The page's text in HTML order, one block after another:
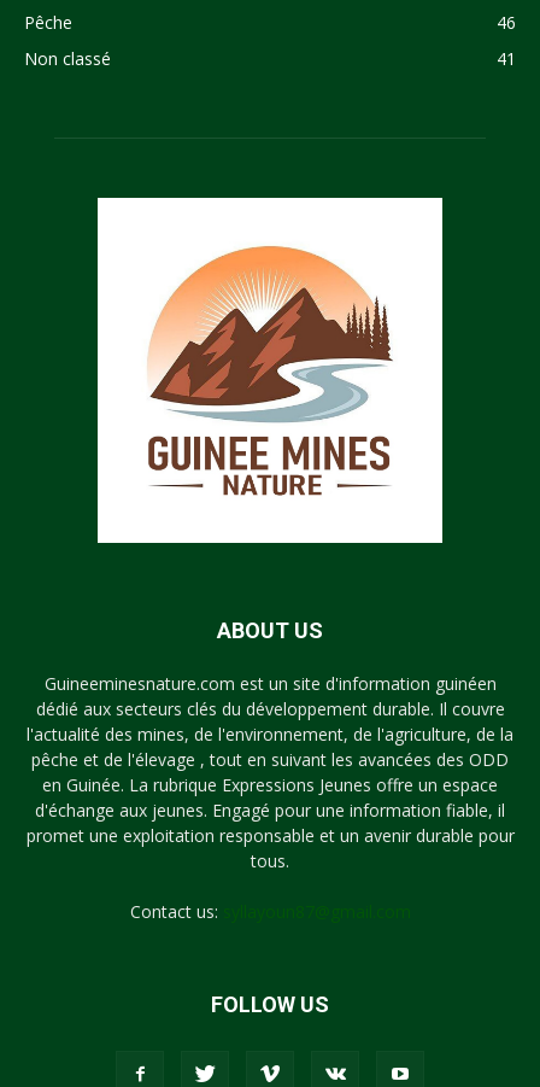
Pêche
46
Non classé
41
ABOUT US
Guineeminesnature.com est un site d'information guinéen
dédié aux secteurs clés du développement durable. Il couvre
l'actualité des mines, de l'environnement, de l'agriculture, de la
pêche et de l'élevage , tout en suivant les avancées des ODD
en Guinée. La rubrique Expressions Jeunes offre un espace
d'échange aux jeunes. Engagé pour une information fiable, il
promet une exploitation responsable et un avenir durable pour
tous.
Contact us:
FOLLOW US